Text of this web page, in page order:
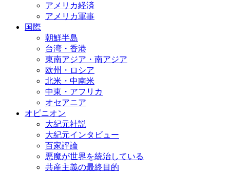
アメリカ経済
アメリカ軍事
国際
朝鮮半島
台湾・香港
東南アジア・南アジア
欧州・ロシア
北米・中南米
中東・アフリカ
オセアニア
オピニオン
大紀元社説
大紀元インタビュー
百家評論
悪魔が世界を統治している
共産主義の最終目的